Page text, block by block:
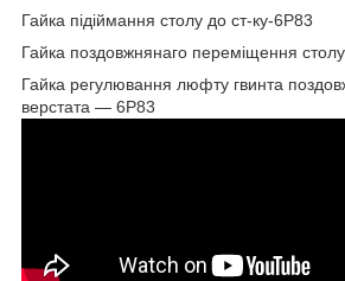
Гайка підіймання столу до ст-ку-6Р83
Гайка поздовжнянаго переміщення
Гайка регулювання люфту гвинта
верстата — 6Р83